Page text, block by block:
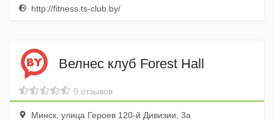
http://fitness.ts-club.by/
Велнес клуб Forest Hall
9 отзывов
Минск, улица Героев 120-й Дивизии, 3а